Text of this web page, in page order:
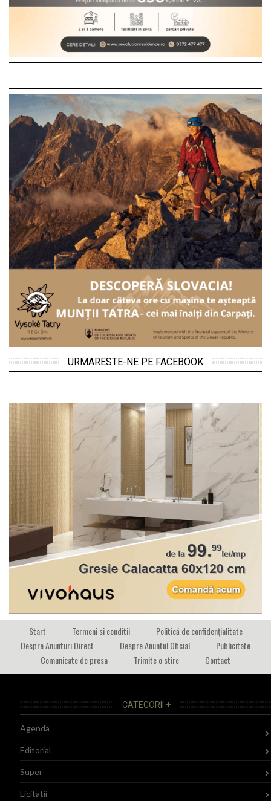
URMARESTE-NE PE FACEBOOK
Start Termeni si conditii
Politică de confidențialitate
Despre Anunturi Direct
Despre Anuntul Oficial
Publicitate
Comunicate de presa
Trimite o stire Contact
CATEGORII +
Agenda
Editorial
Super
Licitatii